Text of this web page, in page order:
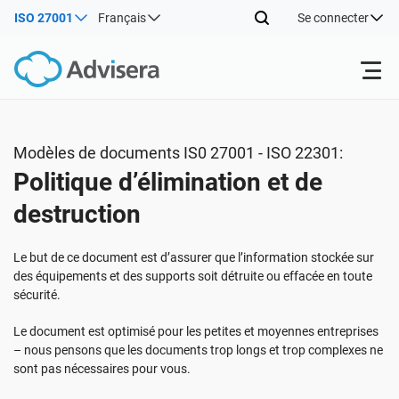
ISO 27001 Français Se connecter
ISO 27001
DORA
ISO 42001
Ressources gratuites
Par où commencer
Autre
Consultants
Entreprises informatiques et SaaS
À propos de nous
Nous contacter
Modèles de documents IS0 27001 - ISO 22301:
Politique d’élimination et de
destruction
Le but de ce document est d’assurer que l’information stockée sur
des équipements et des supports soit détruite ou effacée en toute
sécurité.
Le document est optimisé pour les petites et moyennes entreprises
– nous pensons que les documents trop longs et trop complexes ne
sont pas nécessaires pour vous.